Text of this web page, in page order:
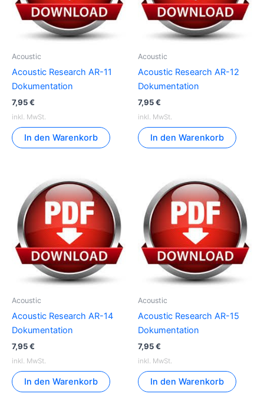
Acoustic
Acoustic Research AR-11
Dokumentation
7,95€
inkl. MwSt.
In den Warenkorb
Acoustic
Acoustic Research AR-12
Dokumentation
7,95€
inkl. MwSt.
In den Warenkorb
Acoustic
Acoustic Research AR-14
Dokumentation
7,95€
inkl. MwSt.
In den Warenkorb
Acoustic
Acoustic Research AR-15
Dokumentation
7,95€
inkl. MwSt.
In den Warenkorb